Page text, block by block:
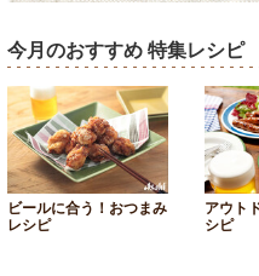
今月のおすすめ 特集レシピ
ビールに合う！おつまみ
レシピ
アウト
シピ